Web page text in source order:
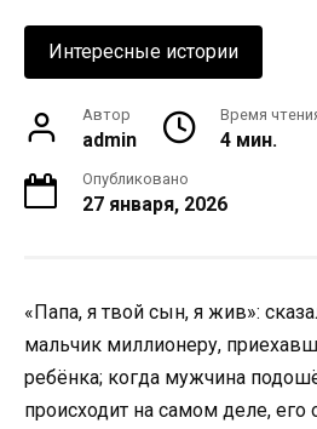
Интересные истории
Автор
admin
Время
4 мин.
Опубликовано
27 января, 2026
«Папа, я твой сын, я жив»:
мальчик миллионеру,
ребёнка; когда мужчина
происходит на самом деле, его